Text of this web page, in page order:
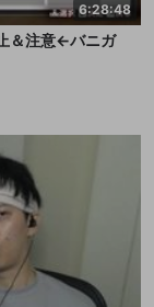
6:28:48
＆注意←バニガ